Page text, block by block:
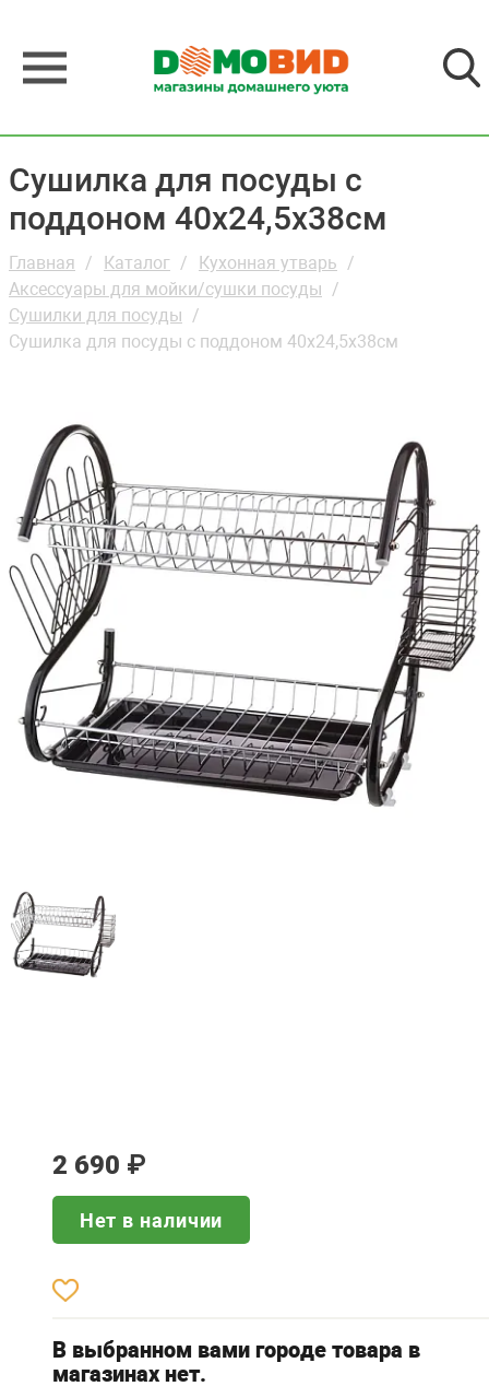
Сушилка для посуды с
поддоном 40х24,5х38см
Главная Каталог
Кухонная утварь
Аксессуары для мойки/сушки посуды
Сушилки для посуды
Сушилка для посуды с поддоном 40х24,5х38см
2 690 ₽
Нет в наличии
В выбранном вами городе товара в
магазинах нет.